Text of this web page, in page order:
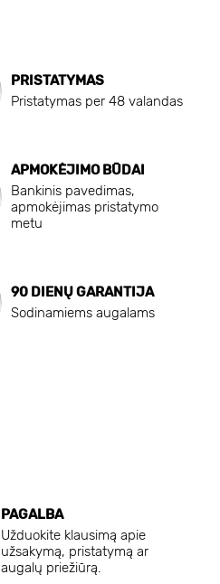
PRISTATYMAS
Pristatymas per 48 valandas
APMOKĖJIMO BŪDAI
Bankinis pavedimas,
apmokėjimas pristatymo
metu
90 DIENŲ GARANTIJA
Sodinamiems augalams
PAGALBA
Užduokite klausimą apie
užsakymą, pristatymą ar
augalų priežiūrą.